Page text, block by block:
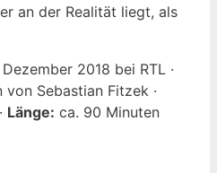
an der Realität liegt, als
Dezember 2018 bei RTL ·
von Sebastian Fitzek ·
Länge: ca. 90 Minuten